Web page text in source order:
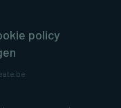
policy